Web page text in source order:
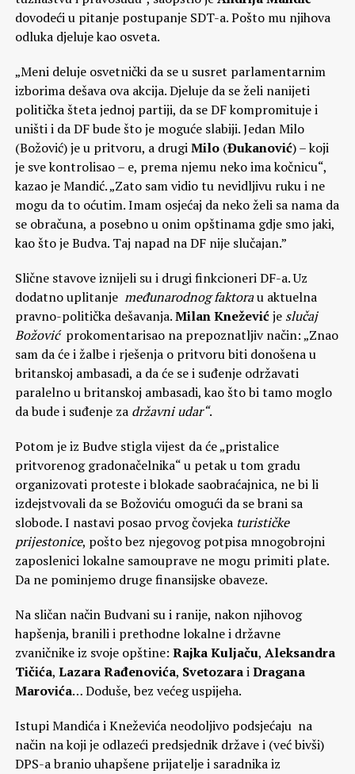
dovodeći u pitanje postupanje SDT-a. Pošto mu njihova
odluka djeluje kao osveta.
„Meni deluje osvetnički da se u susret parlamentarnim
izborima dešava ova akcija. Djeluje da se želi nanijeti
politička šteta jednoj partiji, da se DF kompromituje i
uništi i da DF bude što je moguće slabiji. Jedan Milo
(Božović) je u pritvoru, a drugiMilo (Đukanović) – koji
je sve kontrolisao – e, prema njemu neko ima kočnicu“,
kazao je Mandić. „Zato sam vidio tu nevidljivu ruku i ne
mogu da to oćutim. Imam osjećaj da neko želi sa nama da
se obračuna, a posebno u onim opštinama gdje smo jaki,
kao što je Budva. Taj napad na DF nije slučajan.”
Slične stavove iznijeli su i drugi finkcioneri DF-a. Uz
dodatno uplitanje međunarodnog faktorau aktuelna
pravno-politička dešavanja.Milan Kneževićje slučaj
Božovićprokomentarisao na prepoznatljiv način: „Znao
sam da će i žalbe i rješenja o pritvoru biti donošena u
britanskoj ambasadi, a da će se i suđenje održavati
paralelno u britanskoj ambasadi, kao što bi tamo moglo
da bude i suđenje za državni udar“.
Potom je iz Budve stigla vijest da će „pristalice
pritvorenog gradonačelnika“ u petak u tom gradu
organizovati proteste i blokade saobraćajnica, ne bi li
izdejstvovali da se Božoviću omogući da se brani sa
slobode. I nastavi posao prvog čovjeka turističke
prijestonice, pošto bez njegovog potpisa mnogobrojni
zaposlenici lokalne samouprave ne mogu primiti plate.
Da ne pominjemo druge finansijske obaveze.
Na sličan način Budvani su i ranije, nakon njihovog
hapšenja, branili i prethodne lokalne i državne
zvaničnike iz svoje opštine: Rajka Kuljaču, Aleksandra
Tičića, Lazara Rađenovića, SvetozaraiDragana
Marovića… Doduše, bez većeg uspijeha.
Istupi Mandića i Kneževića neodoljivo podsjećaju na
način na koji je odlazeći predsjednik države i (već bivši)
DPS-a branio uhapšene prijatelje i saradnika iz